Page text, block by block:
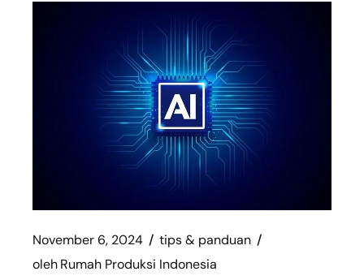
November 6, 2024
tips & panduan
olehRumah Produksi Indonesia